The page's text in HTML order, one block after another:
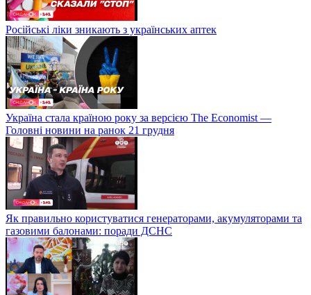
Російські ліки зникають з українських аптек
Україна стала країною року за версією The Economist —
Головні новини на ранок 21 грудня
Як правильно користуватися генераторами, акумуляторами та
газовими балонами: поради ДСНС